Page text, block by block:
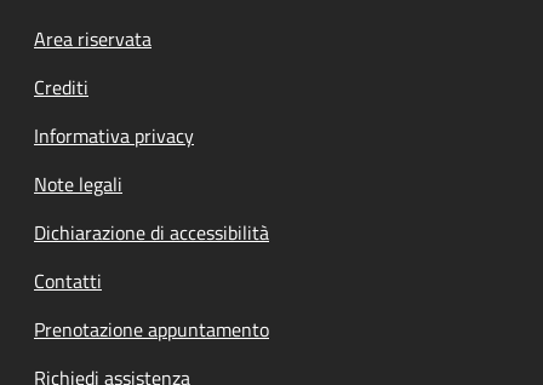
Footer menu
Area riservata
Crediti
Informativa privacy
Note legali
Dichiarazione di accessibilità
Contatti
Prenotazione appuntamento
Richiedi assistenza